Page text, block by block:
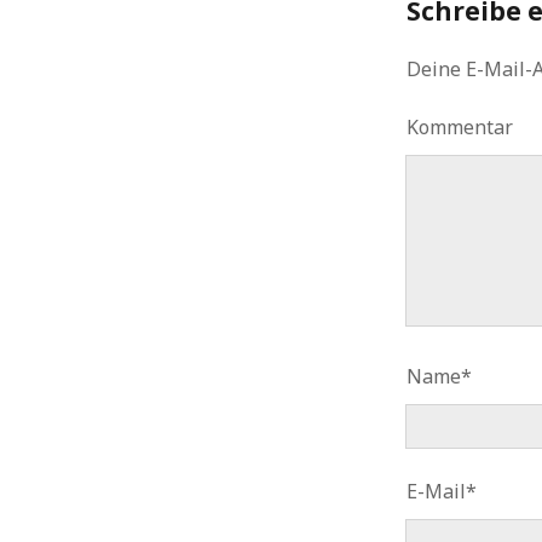
Schreibe
Deine E-Mail-
Kommentar
Name*
E-Mail*